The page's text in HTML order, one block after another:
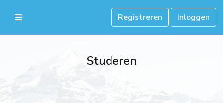
Registreren Inloggen
Studeren